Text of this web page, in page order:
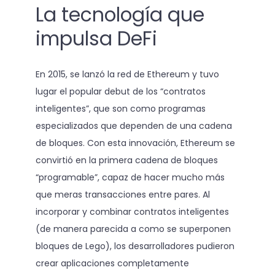
La tecnología que
impulsa DeFi
En 2015, se lanzó la red de Ethereum y tuvo
lugar el popular debut de los “contratos
inteligentes”, que son como programas
especializados que dependen de una cadena
de bloques. Con esta innovación, Ethereum se
convirtió en la primera cadena de bloques
“programable”, capaz de hacer mucho más
que meras transacciones entre pares. Al
incorporar y combinar contratos inteligentes
(de manera parecida a como se superponen
bloques de Lego), los desarrolladores pudieron
crear aplicaciones completamente